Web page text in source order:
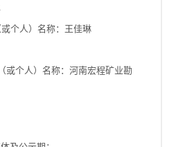
个人）名称：王佳琳
或个人）名称：河南宏程矿业勘